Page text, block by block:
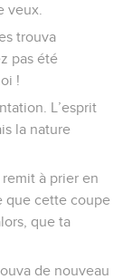
veux.
trouva
pas été
!
L’esprit
la nature
à prier en
que cette coupe
que ta
de nouveau